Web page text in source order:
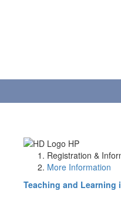
Registration &
More Information
Teaching and Learning